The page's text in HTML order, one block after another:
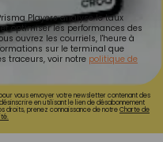
Players analyse le taux
optimiser les performances des
ouvrez les courriels, l'heure à
sur le terminal que
traceurs, voir notre politique de
vous envoyer votre newsletter contenant des
en utilisant le lien de désabonnement
droits, prenez connaissance de notreCharte de